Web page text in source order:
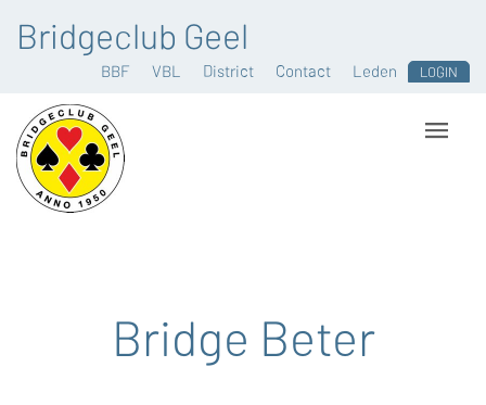
Bridgeclub Geel
BBF VBL District Contact Leden LOGIN
Bridge Beter